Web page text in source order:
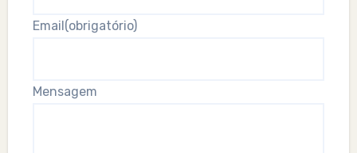
Email (obrigatório)
Mensagem